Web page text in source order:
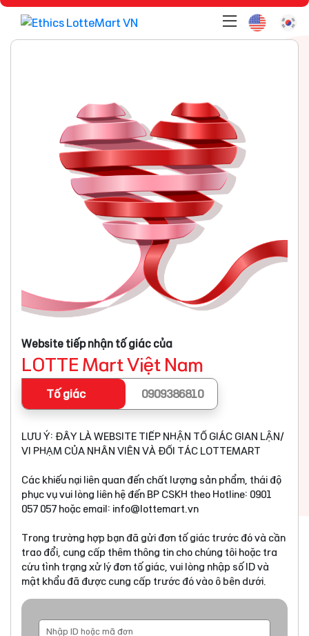
Website tiếp nhận tố giác của
LOTTE Mart Việt Nam
Tố giác 0909386810
LƯU Ý: ĐÂY LÀ WEBSITE TIẾP NHẬN TỐ GIÁC GIAN LẬN/
VI PHẠM CỦA NHÂN VIÊN VÀ ĐỐI TÁC LOTTEMART
Các khiếu nại liên quan đến chất lượng sản phẩm, thái độ
phục vụ vui lòng liên hệ đến BP CSKH theo Hotline: 0901
057 057 hoặc email: info@lottemart.vn
Trong trường hợp bạn đã gửi đơn tố giác trước đó và cần
trao đổi, cung cấp thêm thông tin cho chúng tôi hoặc tra
cứu tình trạng xử lý đơn tố giác, vui lòng nhập số ID và
mật khẩu đã được cung cấp trước đó vào ô bên dưới.